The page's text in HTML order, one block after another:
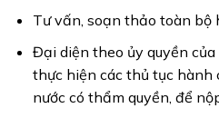
Tư vấn, soạn thảo toàn bộ
Đại diện theo ủy quyền
thực hiện các thủ tục hành
nước có thẩm quyền, để